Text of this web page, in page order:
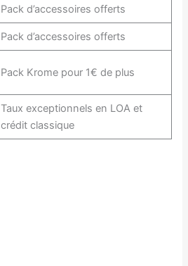
Pack d’accessoires offerts
Pack d’accessoires offerts
Pack Krome pour 1€ de plus
Taux exceptionnels en LOA et
crédit classique